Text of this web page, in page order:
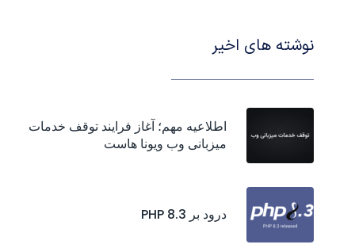
نوشته های اخیر
اطلاعیه مهم؛ آغاز فرایند توقف خدمات
میزبانی وب ویونا هاست
درود بر PHP 8.3